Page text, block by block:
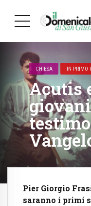
CHIESA IN PRIMO
Acutis
Pier Giorgio
saranno i primi